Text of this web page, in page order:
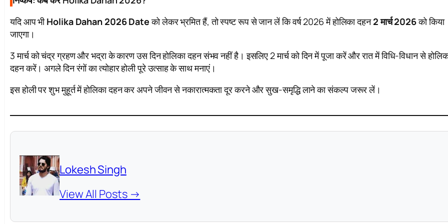
यदि आप भीHolika Dahan 2026 Dateको लेकर भ्रमित हैं, तो स्पष्ट रूप से जान लें कि वर्ष 2026 में होलिका दहन2 मार्च 2026को किया
जाएगा।
3 मार्च को चंद्र ग्रहण और भद्रा के कारण उस दिन होलिका दहन संभव नहीं है। इसलिए 2 मार्च को दिन में पूजा करें और रात में विधि-विधान से
दहन करें। अगले दिन रंगों का त्योहार होली पूरे उत्साह के साथ मनाएं।
इस होली पर शुभ मुहूर्त में होलिका दहन कर अपने जीवन से नकारात्मकता दूर करने और सुख-समृद्धि लाने का संकल्प जरूर लें।
Lokesh Singh
View All Posts →